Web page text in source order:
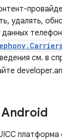
удалять,
см. в
платформа